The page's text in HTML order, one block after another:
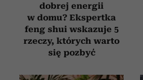
dobrej energii
w domu? Ekspertka
feng shui wskazuje 5
rzeczy, których warto
się pozbyć